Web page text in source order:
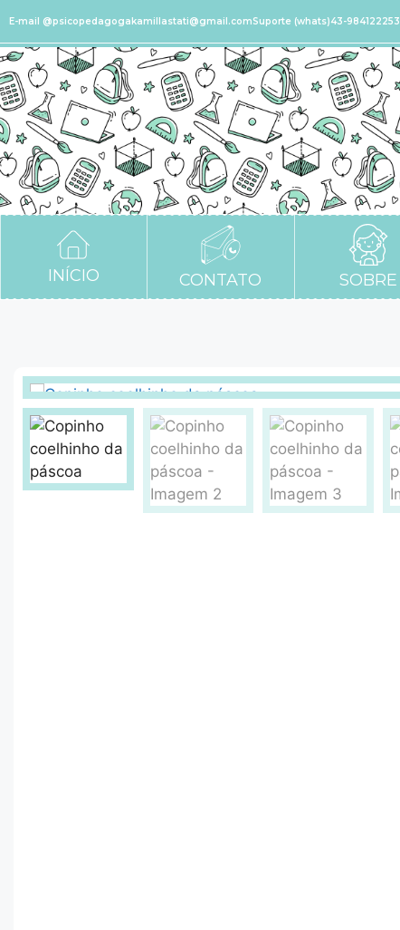
E-mail @psicopedagogakamillastati@gmail.comSuporte (whats)43-984122253
INÍCIO CONTATO SOBRE